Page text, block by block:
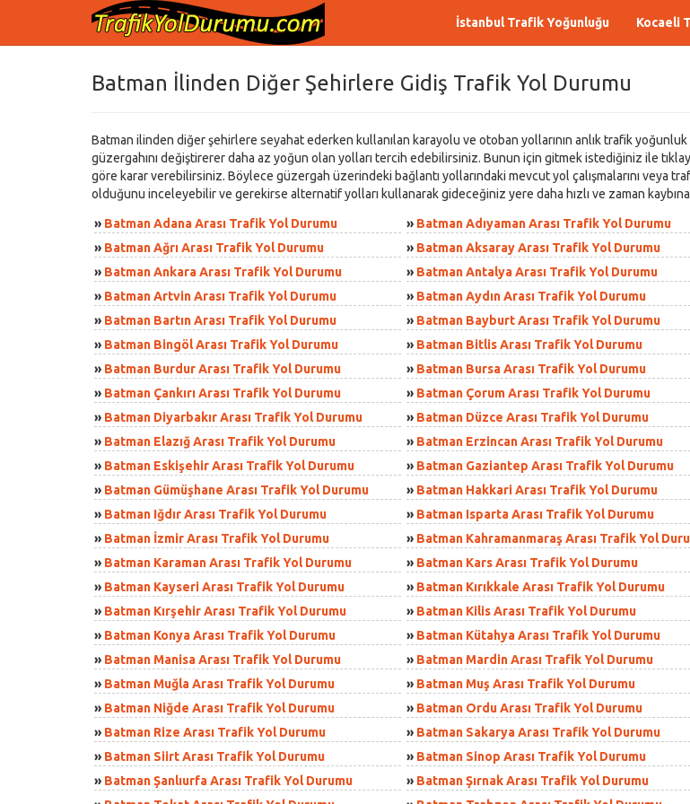
İstanbul Trafik Yoğunluğu Kocaeli
Batman İlinden Diğer Şehirlere Gidiş Trafik Yol Durumu
Batman ilinden diğer şehirlere seyahat ederken kullanılan karayolu ve otoban yollarının anlık trafik
güzergahını değiştirerer daha az yoğun olan yolları tercih edebilirsiniz. Bunun için gitmek istediğiniz ile
göre karar verebilirsiniz. Böylece güzergah üzerindeki bağlantı yollarındaki mevcut yol çalışmalarını veya
olduğunu inceleyebilir ve gerekirse alternatif yolları kullanarak gideceğiniz yere daha hızlı ve zaman
» Batman Adana Arası Trafik Yol Durumu » Batman Adıyaman Arası Trafik Yol Durumu
» Batman Ağrı Arası Trafik Yol Durumu » Batman Aksaray Arası Trafik Yol Durumu
» Batman Ankara Arası Trafik Yol Durumu » Batman Antalya Arası Trafik Yol Durumu
» Batman Artvin Arası Trafik Yol Durumu » Batman Aydın Arası Trafik Yol Durumu
» Batman Bartın Arası Trafik Yol Durumu » Batman Bayburt Arası Trafik Yol Durumu
» Batman Bingöl Arası Trafik Yol Durumu » Batman Bitlis Arası Trafik Yol Durumu
» Batman Burdur Arası Trafik Yol Durumu » Batman Bursa Arası Trafik Yol Durumu
» Batman Çankırı Arası Trafik Yol Durumu » Batman Çorum Arası Trafik Yol Durumu
» Batman Diyarbakır Arası Trafik Yol Durumu » Batman Düzce Arası Trafik Yol Durumu
» Batman Elazığ Arası Trafik Yol Durumu » Batman Erzincan Arası Trafik Yol Durumu
» Batman Eskişehir Arası Trafik Yol Durumu » Batman Gaziantep Arası Trafik Yol Durumu
» Batman Gümüşhane Arası Trafik Yol Durumu » Batman Hakkari Arası Trafik Yol Durumu
» Batman Iğdır Arası Trafik Yol Durumu » Batman Isparta Arası Trafik Yol Durumu
» Batman İzmir Arası Trafik Yol Durumu » Batman Kahramanmaraş Arası Trafik Yol
» Batman Karaman Arası Trafik Yol Durumu » Batman Kars Arası Trafik Yol Durumu
» Batman Kayseri Arası Trafik Yol Durumu » Batman Kırıkkale Arası Trafik Yol Durumu
» Batman Kırşehir Arası Trafik Yol Durumu » Batman Kilis Arası Trafik Yol Durumu
» Batman Konya Arası Trafik Yol Durumu » Batman Kütahya Arası Trafik Yol Durumu
» Batman Manisa Arası Trafik Yol Durumu » Batman Mardin Arası Trafik Yol Durumu
» Batman Muğla Arası Trafik Yol Durumu » Batman Muş Arası Trafik Yol Durumu
» Batman Niğde Arası Trafik Yol Durumu » Batman Ordu Arası Trafik Yol Durumu
» Batman Rize Arası Trafik Yol Durumu » Batman Sakarya Arası Trafik Yol Durumu
» Batman Siirt Arası Trafik Yol Durumu » Batman Sinop Arası Trafik Yol Durumu
» Batman Şanlıurfa Arası Trafik Yol Durumu » Batman Şırnak Arası Trafik Yol Durumu